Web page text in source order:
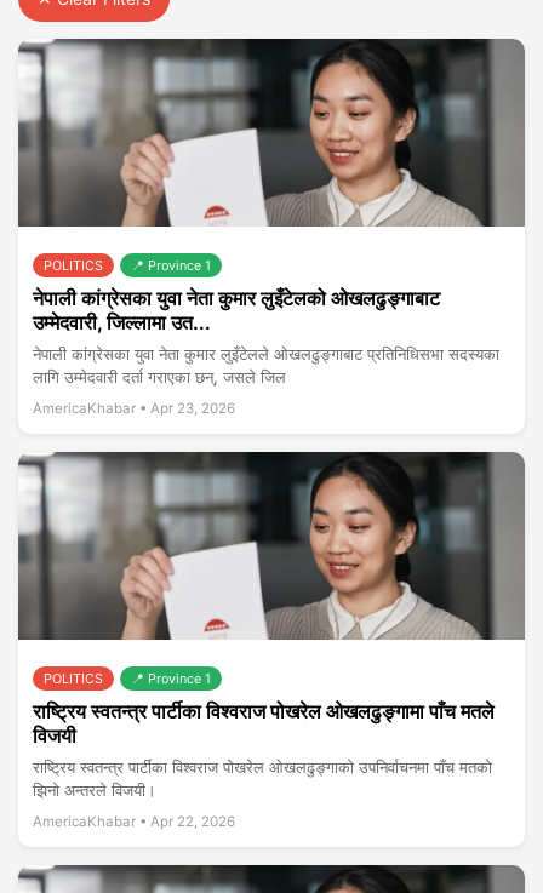
POLITICS 📍 Province 1
नेपाली कांग्रेसका युवा नेता कुमार लुइँटेलको ओखलढुङ्गाबाट
उम्मेदवारी, जिल्लामा उत...
नेपाली कांग्रेसका युवा नेता कुमार लुइँटेलले ओखलढुङ्गाबाट प्रतिनिधिसभा सदस्यका
लागि उम्मेदवारी दर्ता गराएका छन्, जसले जिल
AmericaKhabar • Apr 23, 2026
POLITICS 📍 Province 1
राष्ट्रिय स्वतन्त्र पार्टीका विश्वराज पोखरेल ओखलढुङ्गामा पाँच मतले
विजयी
राष्ट्रिय स्वतन्त्र पार्टीका विश्वराज पोखरेल ओखलढुङ्गाको उपनिर्वाचनमा पाँच मतको
झिनो अन्तरले विजयी।
AmericaKhabar • Apr 22, 2026